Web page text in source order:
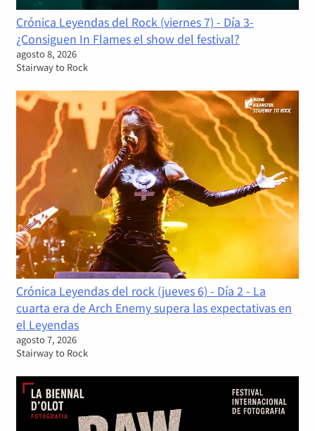
Crónica Leyendas del Rock (viernes 7) - Día 3-
¿Consiguen In Flames el show del festival?
agosto 8, 2026
Stairway to Rock
Crónica Leyendas del rock (jueves 6) - Día 2 - La
cuarta era de Arch Enemy supera las expectativas en
el Leyendas
agosto 7, 2026
Stairway to Rock